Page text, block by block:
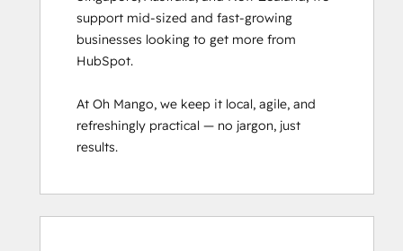
support mid-sized and fast-growing
businesses looking to get more from
HubSpot.
At Oh Mango, we keep it local, agile, and
refreshingly practical — no jargon, just
results.